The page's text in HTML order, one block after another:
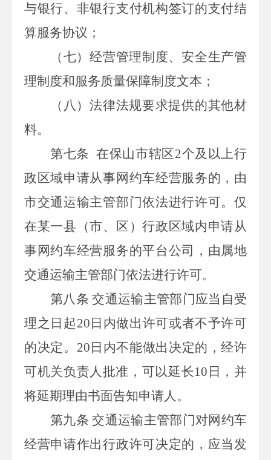
与银行、非银行支付机构签订的支付结
算服务协议；
（七）经营管理制度、安全生产管
理制度和服务质量保障制度文本；
（八）法律法规要求提供的其他材
料。
第七条 在保山市辖区2个及以上行
政区域申请从事网约车经营服务的，由
市交通运输主管部门依法进行许可。仅
在某一县（市、区）行政区域内申请从
事网约车经营服务的平台公司，由属地
交通运输主管部门依法进行许可。
第八条 交通运输主管部门应当自受
理之日起20 日内做出许可或者不予许可
的决定。 20 日内不能做出决定的，经许
可机关负责人批准，可以延长10 日，并
将延期理由书面告知申请人。
第九条 交通运输主管部门对网约车
经营申请作出行政许可决定的，应当发